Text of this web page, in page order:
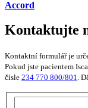
Accord
Kontaktujte
Kontaktní formulář je
Pokud jste pacientem
čísle 234 770 800/801.